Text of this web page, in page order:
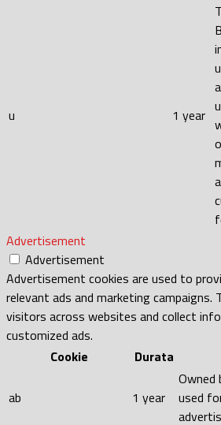
u 1 year
Advertisement
Advertisement
Advertisement cookies are used to
relevant ads and marketing campaigns.
visitors across websites and collect
customized ads.
Cookie
Durata
ab 1 year
Owned
used